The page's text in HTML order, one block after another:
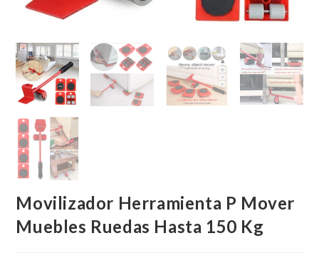
Movilizador Herramienta P Mover
Muebles Ruedas Hasta 150 Kg